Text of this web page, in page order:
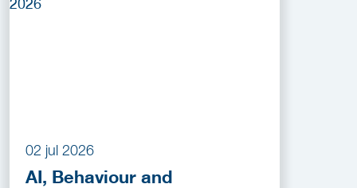
02 jul 2026
AI, Behaviour and